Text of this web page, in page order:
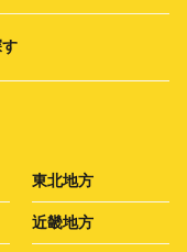
東北地方
近畿地方